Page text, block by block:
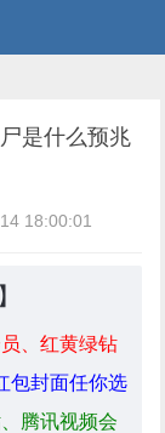
是什么预兆
18:00:01
】
、红黄绿钻
包封面任你选
腾讯视频会